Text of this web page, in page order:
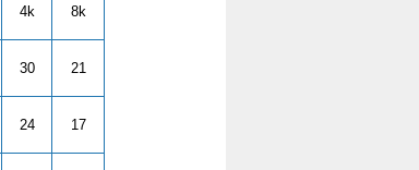
4k 8k
30 21
24 17